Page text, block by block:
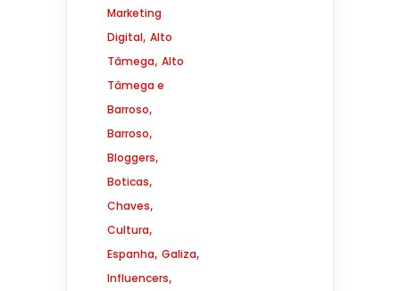
Marketing
Digital, Alto
Tâmega, Alto
Tâmega e
Barroso,
Barroso,
Bloggers,
Boticas,
Chaves,
Cultura,
Espanha, Galiza,
Influencers,